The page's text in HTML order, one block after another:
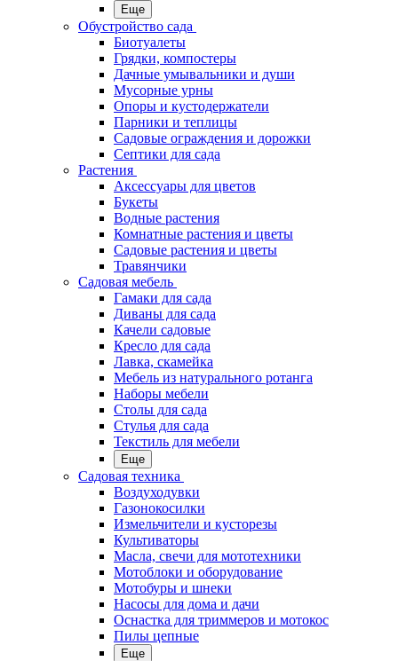
Еще
Обустройство сада
Биотуалеты
Грядки, компостеры
Дачные умывальники и души
Мусорные урны
Опоры и кустодержатели
Парники и теплицы
Садовые ограждения и дорожки
Септики для сада
Растения
Аксессуары для цветов
Букеты
Водные растения
Комнатные растения и цветы
Садовые растения и цветы
Травянчики
Садовая мебель
Гамаки для сада
Диваны для сада
Качели садовые
Кресло для сада
Лавка, скамейка
Мебель из натурального ротанга
Наборы мебели
Столы для сада
Стулья для сада
Текстиль для мебели
Еще
Садовая техника
Воздуходувки
Газонокосилки
Измельчители и кусторезы
Культиваторы
Масла, свечи для мототехники
Мотоблоки и оборудование
Мотобуры и шнеки
Насосы для дома и дачи
Оснастка для триммеров и мотокос
Пилы цепные
Еще